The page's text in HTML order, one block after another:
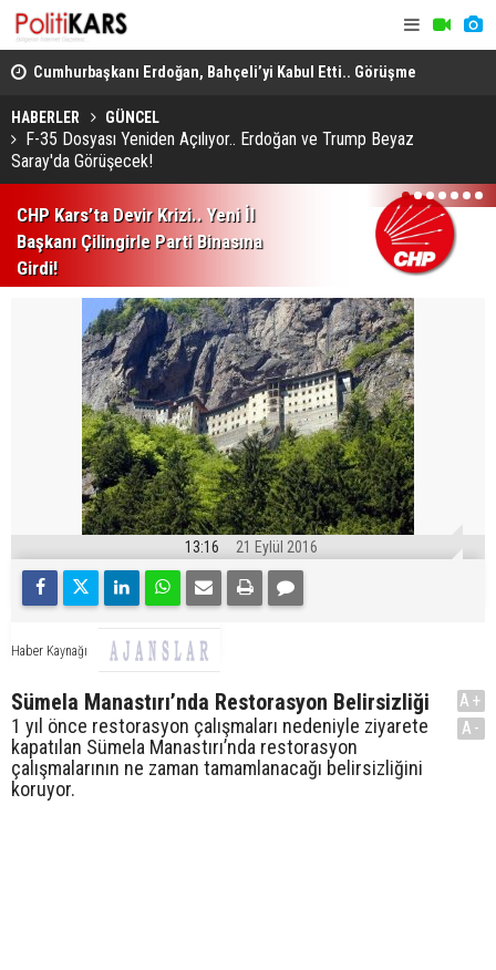
Cumhurbaşkanı Erdoğan, Bahçeli’yi Kabul Etti.. Görüşme
Basına Kapalı Gerçekleştirildi!
HABERLER GÜNCEL
F-35 Dosyası Yeniden Açılıyor.. Erdoğan ve Trump Beyaz
Saray'da Görüşecek!
CHP Kars’ta Devir Krizi.. Yeni İl
Başkanı Çilingirle Parti Binasına
Girdi!
1 2 3 4 5 6 7
13:16 21 Eylül 2016
Haber Kaynağı
Sümela Manastırı’nda Restorasyon Belirsizliği
1 yıl önce restorasyon çalışmaları nedeniyle ziyarete
kapatılan Sümela Manastırı’nda restorasyon
çalışmalarının ne zaman tamamlanacağı belirsizliğini
koruyor.
A+
A-